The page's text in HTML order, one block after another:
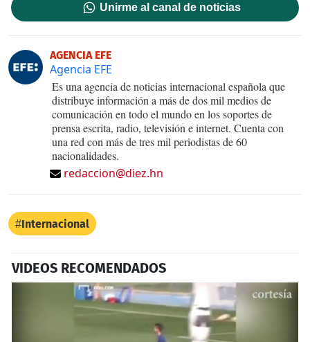
Unirme al canal de noticias
AGENCIA EFE
Agencia EFE
Es una agencia de noticias internacional española que
distribuye información a más de dos mil medios de
comunicación en todo el mundo en los soportes de
prensa escrita, radio, televisión e internet. Cuenta con
una red con más de tres mil periodistas de 60
nacionalidades.
redaccion@diez.hn
Internacional
VIDEOS RECOMENDADOS